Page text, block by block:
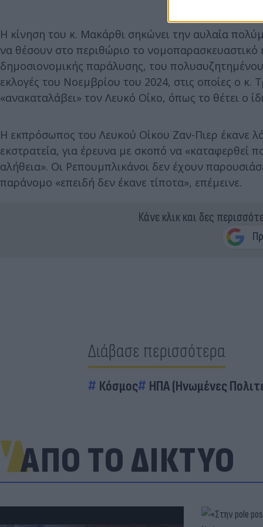
Η κίνηση του κ. Μακάρθι σηκώνει την αυλαία
να θέσουν στο περιθώριο το νομοπαρασκευαστικό
δημοσιονομικής παράλυσης, του
εκλογές του Νοεμβρίου του 2024, στις οποίες ο κ.
«ανακαταλάβει» τον Λευκό Οίκο, όπως το θέτει ο
Η εκπρόσωπος του Λευκού Οίκου Ζαν-Πιερ έκανε
εκστρατεία, για έρευνα με σκοπό να «καταφερθεί
αλήθεια». Οι Ρεπουμπλικάνοι δεν έχουν
παράνομο «επειδή δεν έκανε τίποτα», επέμεινε.
Κάνε κλικ και δες
Διάβασε περισσότερα
Κόσμος ΗΠΑ (Ηνωμένες
ΑΠΟ ΤΟ ΔΙΚΤΥΟ